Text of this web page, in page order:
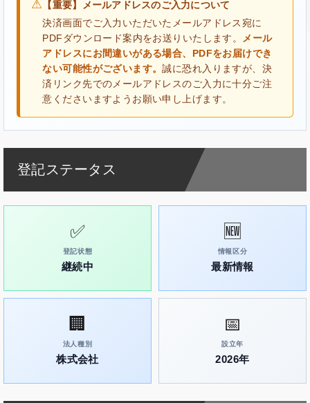
⚠ 【重要】メールアドレスのご入力について
決済画面でご入力いただいたメールアドレス宛に
PDFダウンロード案内をお送りいたします。
メール
アドレスにお間違いがある場合、PDFをお届けでき
ない可能性がございます。誠に恐れ入りますが、決
済リンク先でのメールアドレスのご入力に十分ご注
意くださいますようお願い申し上げます。
登記ステータス
✅
登記状態
継続中
🆕
情報区分
最新情報
🏢
法人種別
株式会社
📅
設立年
2026年